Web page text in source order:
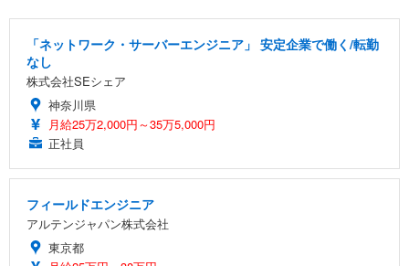
「ネットワーク・サーバーエンジニア」 安定企業で働く/転勤
なし
株式会社SEシェア
神奈川県
月給25万2,000円～35万5,000円
正社員
フィールドエンジニア
アルテンジャパン株式会社
東京都